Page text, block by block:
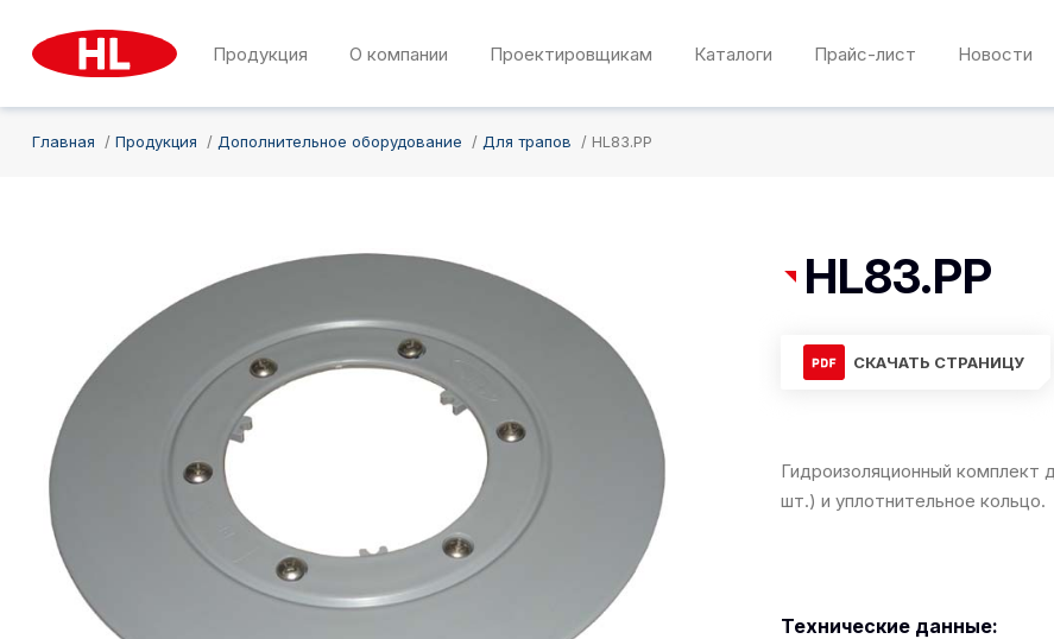
Продукция О компании Проектировщикам Каталоги Прайс-лист Новости
Главная Продукция Дополнительное оборудование Для трапов HL83.PP
HL83.PP
СКАЧАТЬ СТРАНИЦУ
Гидроизоляционный
шт.) и уплотнительное кольцо.
Технические данные: